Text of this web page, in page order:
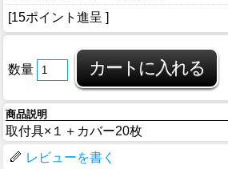
[15ポイント進呈 ]
数量
商品説明
取付具×１＋カバー20枚
レビューを書く